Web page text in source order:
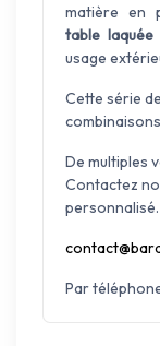
matière en
table laquée
usage
Cette série de
De multiples
Contactez
personnalisé.
Par